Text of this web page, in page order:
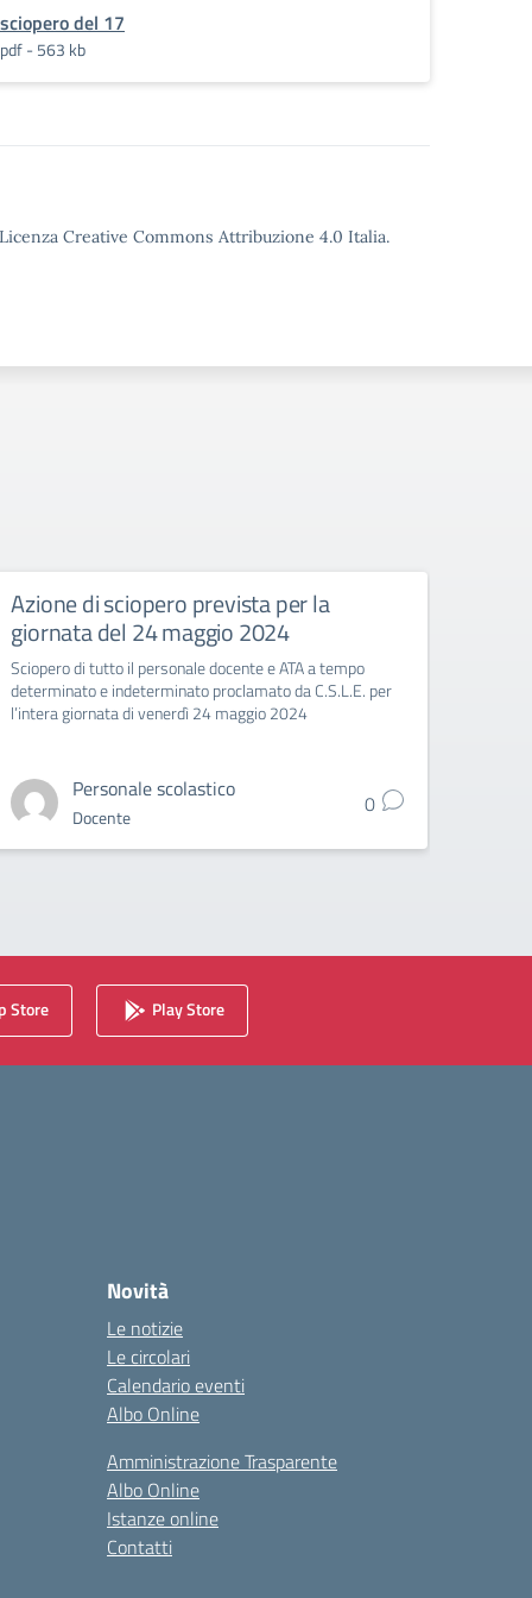
sciopero del 17
pdf - 563 kb
Creative Commons Attribuzione 4.0 Italia.
Azione di sciopero prevista per la
giornata del 24 maggio 2024
Sciopero di tutto il personale docente e ATA a tempo
determinato e indeterminato proclamato da C.S.L.E. per
l’intera giornata di venerdì 24 maggio 2024
Personale scolastico
Docente 0
Store Play Store
Novità
Le notizie
Le circolari
Calendario eventi
Albo Online
Amministrazione Trasparente
Albo Online
Istanze online
Contatti